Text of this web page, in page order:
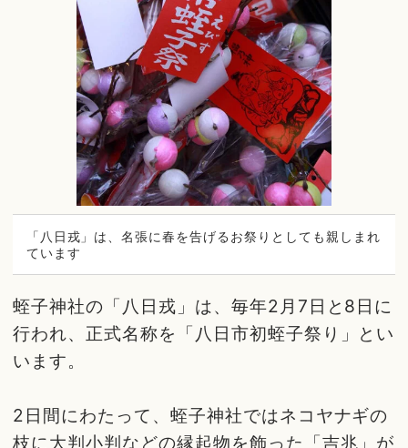
「八日戎」は、名張に春を告げるお祭りとしても親しまれ
ています
蛭子神社の「八日戎」は、毎年2月7日と8日に
行われ、正式名称を「八日市初蛭子祭り」とい
います。
2日間にわたって、蛭子神社ではネコヤナギの
枝に大判小判などの縁起物を飾った「吉兆」が